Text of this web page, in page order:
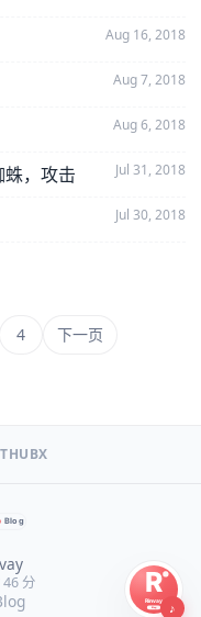
Aug 16, 2018
Aug 7, 2018
Aug 6, 2018
，攻击 Jul 31, 2018
Jul 30, 2018
4 下一页
X
46 分
♪